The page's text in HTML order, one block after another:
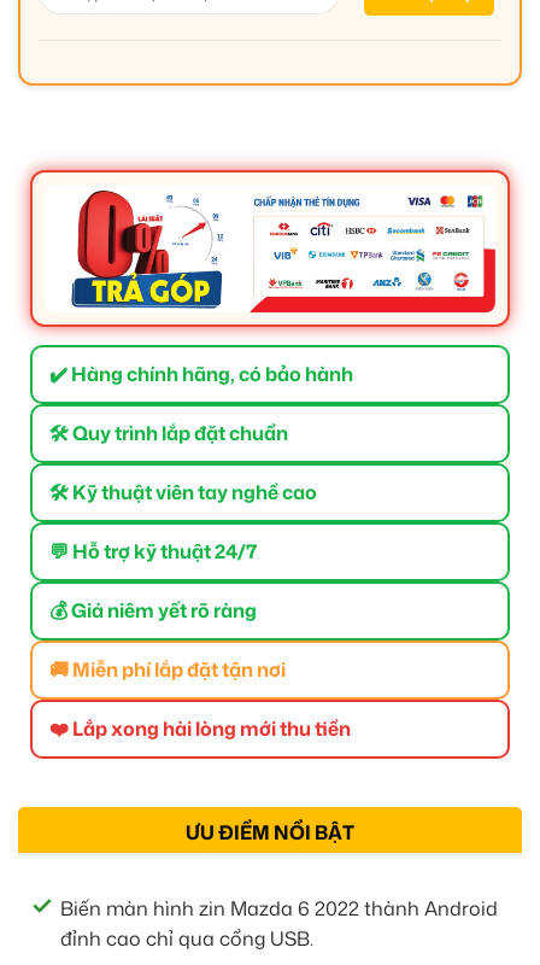
✔️ Hàng chính hãng, có bảo hành
🛠 Quy trình lắp đặt chuẩn
🛠 Kỹ thuật viên tay nghề cao
💬 Hỗ trợ kỹ thuật 24/7
💰 Giá niêm yết rõ ràng
🚚 Miễn phí lắp đặt tận nơi
❤️ Lắp xong hài lòng mới thu tiền
ƯU ĐIỂM NỔI BẬT
Biến màn hình zin Mazda 6 2022 thành Android
đỉnh cao chỉ qua cổng USB.